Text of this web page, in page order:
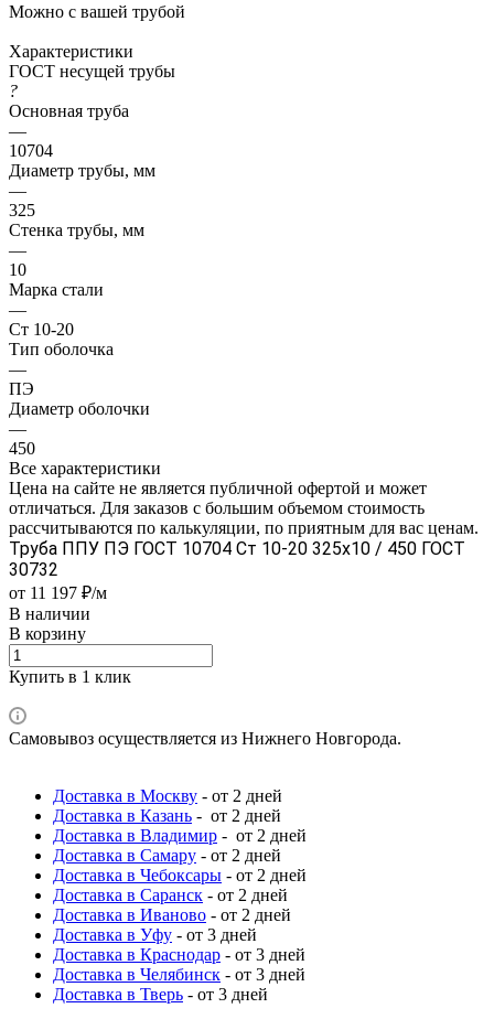
Можно с вашей трубой
Характеристики
ГОСТ несущей трубы
?
Основная труба
—
10704
Диаметр трубы, мм
—
325
Стенка трубы, мм
—
10
Марка стали
—
Ст 10-20
Тип оболочка
—
ПЭ
Диаметр оболочки
—
450
Все характеристики
Цена на сайте не является публичной офертой и может
отличаться. Для заказов с большим объемом стоимость
рассчитываются по калькуляции, по приятным для вас ценам.
Труба ППУ ПЭ ГОСТ 10704 Ст 10-20 325x10 / 450 ГОСТ
30732
от 11 197 ₽/м
В наличии
В корзину
Купить в 1 клик
Самовывоз осуществляется из Нижнего Новгорода.
Доставка в Москву - от 2 дней
Доставка в Казань - от 2 дней
Доставка в Владимир - от 2 дней
Доставка в Самару - от 2 дней
Доставка в Чебоксары - от 2 дней
Доставка в Саранск - от 2 дней
Доставка в Иваново - от 2 дней
Доставка в Уфу - от 3 дней
Доставка в Краснодар - от 3 дней
Доставка в Челябинск - от 3 дней
Доставка в Тверь - от 3 дней